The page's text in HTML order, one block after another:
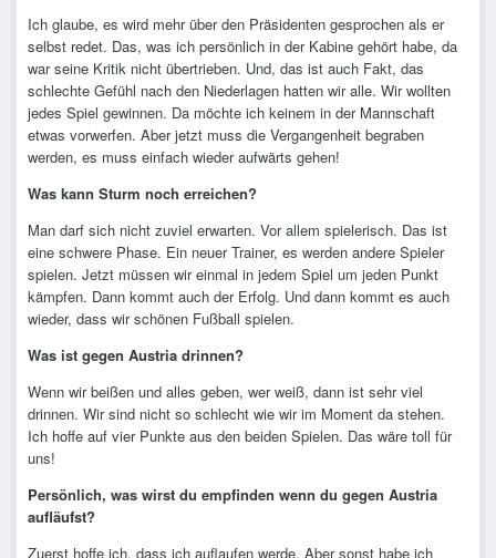
Ich glaube, es wird mehr über den Präsidenten gesprochen als er
selbst redet. Das, was ich persönlich in der Kabine gehört habe, da
war seine Kritik nicht übertrieben. Und, das ist auch Fakt, das
schlechte Gefühl nach den Niederlagen hatten wir alle. Wir wollten
jedes Spiel gewinnen. Da möchte ich keinem in der Mannschaft
etwas vorwerfen. Aber jetzt muss die Vergangenheit begraben
werden, es muss einfach wieder aufwärts gehen!
Was kann Sturm noch erreichen?
Man darf sich nicht zuviel erwarten. Vor allem spielerisch. Das ist
eine schwere Phase. Ein neuer Trainer, es werden andere Spieler
spielen. Jetzt müssen wir einmal in jedem Spiel um jeden Punkt
kämpfen. Dann kommt auch der Erfolg. Und dann kommt es auch
wieder, dass wir schönen Fußball spielen.
Was ist gegen Austria drinnen?
Wenn wir beißen und alles geben, wer weiß, dann ist sehr viel
drinnen. Wir sind nicht so schlecht wie wir im Moment da stehen.
Ich hoffe auf vier Punkte aus den beiden Spielen. Das wäre toll für
uns!
Persönlich, was wirst du empfinden wenn du gegen Austria
aufläufst?
Zuerst hoffe ich, dass ich auflaufen werde. Aber sonst habe ich